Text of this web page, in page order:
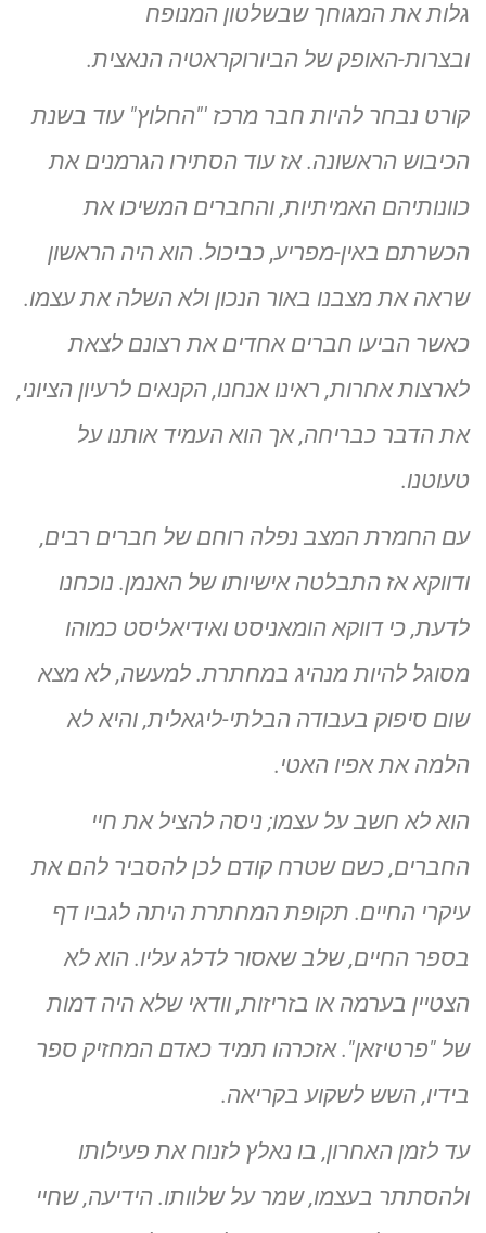
גלות את המגוחך שבשלטון המנופח
ובצרות-האופק של הביורוקראטיה הנאצית.
קורט נבחר להיות חבר מרכז '"החלוץ" עוד בשנת
הכיבוש הראשונה. אז עוד הסתירו הגרמנים את
כוונותיהם האמיתיות, והחברים המשיכו את
הכשרתם באין-מפריע, כביכול. הוא היה הראשון
שראה את מצבנו באור הנכון ולא השלה את עצמו.
כאשר הביעו חברים אחדים את רצונם לצאת
לארצות אחרות, ראינו אנחנו, הקנאים לרעיון הציוני,
את הדבר כבריחה, אך הוא העמיד אותנו על
טעוטנו.
עם החמרת המצב נפלה רוחם של חברים רבים,
ודווקא אז התבלטה אישיותו של האנמן. נוכחנו
לדעת, כי דווקא הומאניסט ואידיאליסט כמוהו
מסוגל להיות מנהיג במחתרת. למעשה, לא מצא
שום סיפוק בעבודה הבלתי-ליגאלית, והיא לא
הלמה את אפיו האטי.
הוא לא חשב על עצמו; ניסה להציל את חיי
החברים, כשם שטרח קודם לכן להסביר להם את
עיקרי החיים. תקופת המחתרת היתה לגביו דף
בספר החיים, שלב שאסור לדלג עליו. הוא לא
הצטיין בערמה או בזריזות, וודאי שלא היה דמות
של "פרטיזאן". אזכרהו תמיד כאדם המחזיק ספר
בידיו, השש לשקוע בקריאה.
עד לזמן האחרון, בו נאלץ לזנוח את פעילותו
ולהסתתר בעצמו, שמר על שלוותו. הידיעה, שחיי